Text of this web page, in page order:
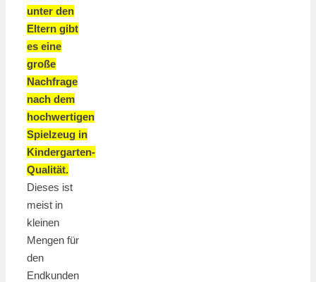
unter den
Eltern gibt
es eine
große
Nachfrage
nach dem
hochwertigen
Spielzeug in
Kindergarten-
Qualität.
Dieses ist
meist in
kleinen
Mengen für
den
Endkunden